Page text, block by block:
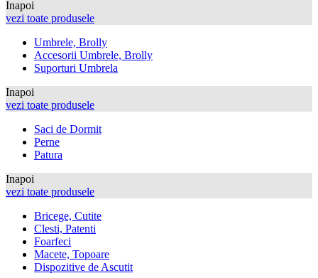
Inapoi
vezi toate produsele
Umbrele, Brolly
Accesorii Umbrele, Brolly
Suporturi Umbrela
Inapoi
vezi toate produsele
Saci de Dormit
Perne
Patura
Inapoi
vezi toate produsele
Bricege, Cutite
Clesti, Patenti
Foarfeci
Macete, Topoare
Dispozitive de Ascutit